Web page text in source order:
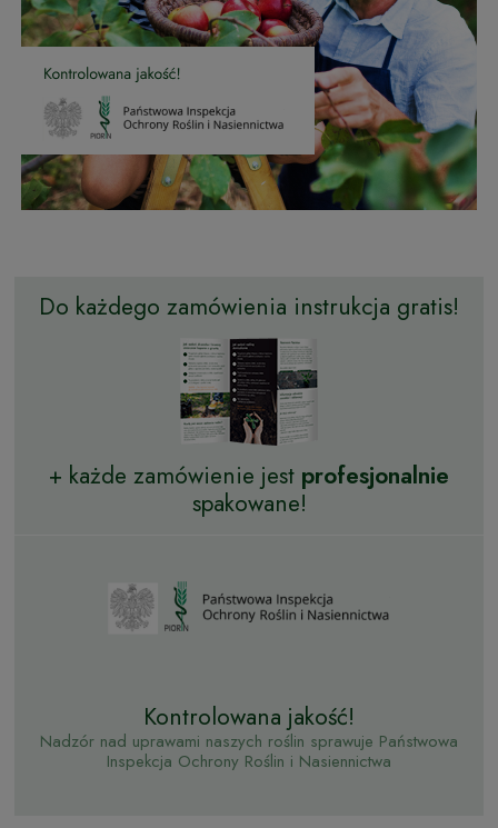
Do każdego zamówienia instrukcja gratis!
+ każde zamówienie jest profesjonalnie
spakowane!
Kontrolowana jakość!
Nadzór nad uprawami naszych roślin sprawuje Państwowa
Inspekcja Ochrony Roślin i Nasiennictwa